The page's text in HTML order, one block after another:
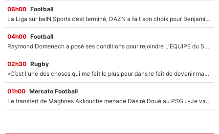
06h00 Football
La Liga sur beIN Sports c’est terminé, DAZN a fait son choix pour Benjamin Da Silva et Omar Da Fonseca !
04h00 Football
Raymond Domenech a posé ses conditions pour rejoindre L'EQUIPE du Soir : Il refuse de faire l'émission avec un autre chroniqueur !
02h30 Rugby
«C’est l'une des choses qui me fait le plus peur dans le fait de devenir maman» : En couple avec Antoine Dupont, Iris Mittenaere s'inquiète déjà pour ses futurs enfants !
01h00 Mercato Football
Le transfert de Maghnes Akliouche menace Désiré Doué au PSG : «Je valide à 200%»